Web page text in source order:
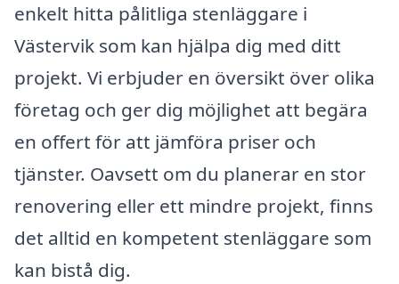
enkelt hitta pålitliga stenläggare i
Västervik som kan hjälpa dig med ditt
projekt. Vi erbjuder en översikt över olika
företag och ger dig möjlighet att begära
en offert för att jämföra priser och
tjänster. Oavsett om du planerar en stor
renovering eller ett mindre projekt, finns
det alltid en kompetent stenläggare som
kan bistå dig.